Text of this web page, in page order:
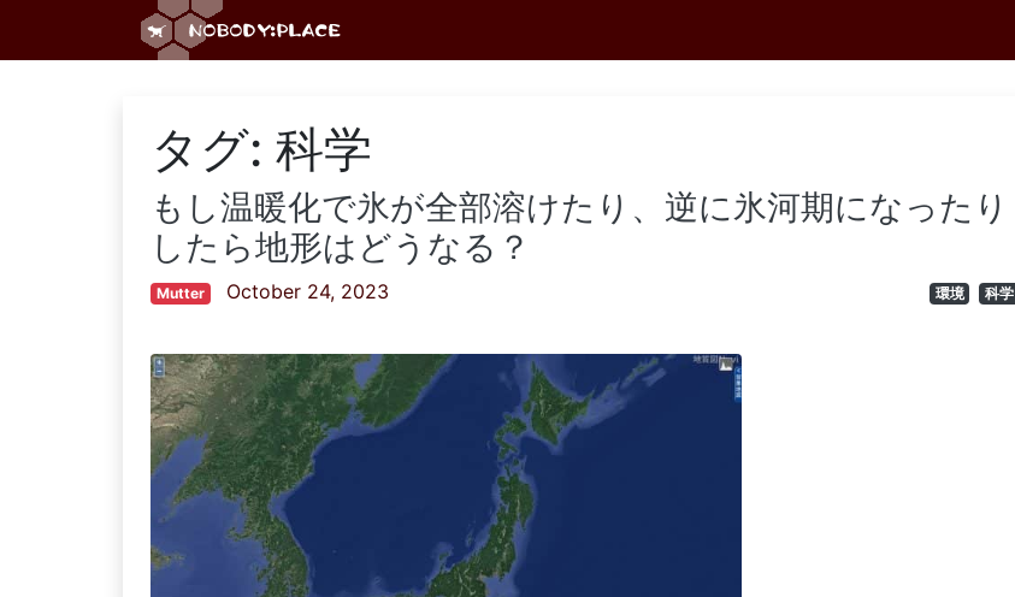
タグ: 科学
もし温暖化で氷が全部溶けたり、逆に氷河期になったり
したら地形はどうなる？
Mutter October 24, 2023 環境 科学